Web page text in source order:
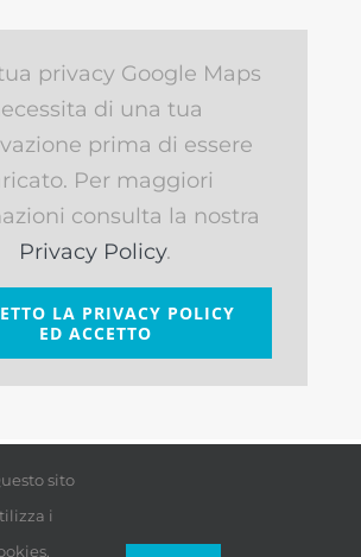
privacy Google Maps
di una tua
prima di essere
Per maggiori
consulta la nostra
Privacy Policy.
LA PRIVACY POLICY
ED ACCETTO
sito
i